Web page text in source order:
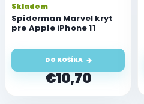
Spiderman Marvel kryt
pre Apple iPhone 11
Skladem
€10,70
DO KOŠÍKA